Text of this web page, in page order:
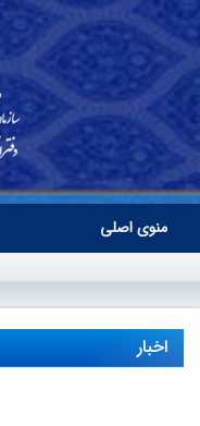
منوی اصلی
اخبار